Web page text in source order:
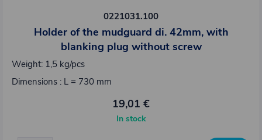
0221031.100
Holder of the mudguard di. 42mm, with
blanking plug without screw
Weight: 1,5 kg/pcs
Dimensions : L = 730 mm
19,01 €
In stock